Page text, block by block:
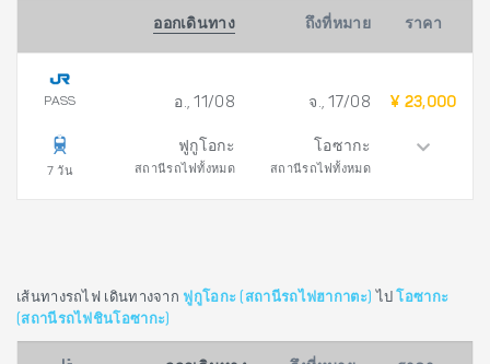
ออกเดินทาง ถึงที่หมาย ราคา
PASS
7 วัน
อ., 11/08
ฟูกูโอกะ
สถานีรถไฟทั้งหมด
จ., 17/08
โอซากะ
สถานีรถไฟทั้งหมด
¥ 23,000
เส้นทางรถไฟ เดินทางจาก ฟูกูโอกะ (สถานีรถไฟฮากาตะ) ไป โอซากะ
(สถานีรถไฟชินโอซากะ)